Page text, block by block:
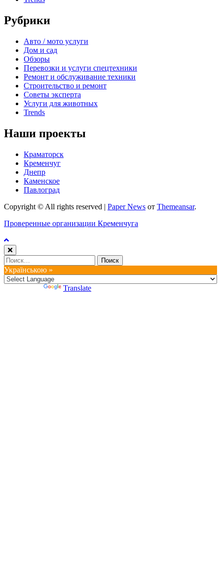
Рубрики
Авто / мото услуги
Дом и сад
Обзоры
Перевозки и услуги спецтехники
Ремонт и обслуживание техники
Строительство и ремонт
Советы эксперта
Услуги для животных
Trends
Наши проекты
Краматорск
Кременчуг
Днепр
Каменское
Павлоград
Copyright © All rights reserved | Paper News от Themeansar.
Проверенные организации Кременчуга
Найти:
Українською »
Translate